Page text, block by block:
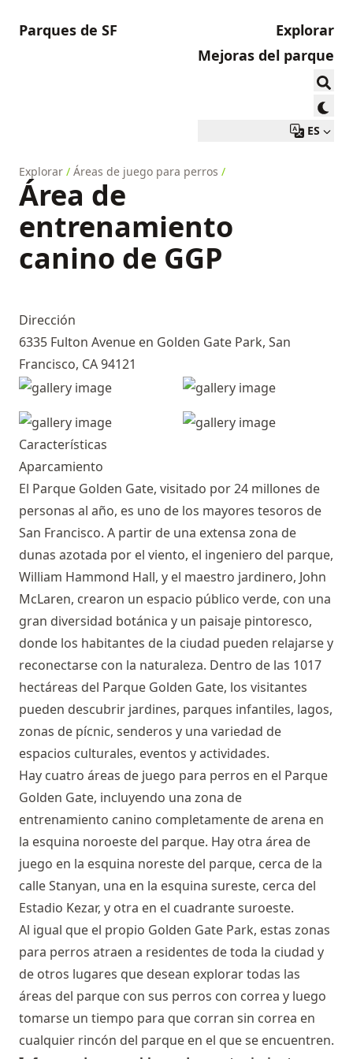
Parques de SF
Explorar
Mejoras del parque
ES
Explorar / Áreas de juego para perros /
Área de
entrenamiento
canino de GGP
Dirección
6335 Fulton Avenue en Golden Gate Park, San
Francisco, CA 94121
Características
Aparcamiento
El Parque Golden Gate, visitado por 24 millones de
personas al año, es uno de los mayores tesoros de
San Francisco. A partir de una extensa zona de
dunas azotada por el viento, el ingeniero del parque,
William Hammond Hall, y el maestro jardinero, John
McLaren, crearon un espacio público verde, con una
gran diversidad botánica y un paisaje pintoresco,
donde los habitantes de la ciudad pueden relajarse y
reconectarse con la naturaleza. Dentro de las 1017
hectáreas del Parque Golden Gate, los visitantes
pueden descubrir jardines, parques infantiles, lagos,
zonas de pícnic, senderos y una variedad de
espacios culturales, eventos y actividades.
Hay cuatro áreas de juego para perros en el Parque
Golden Gate, incluyendo una zona de
entrenamiento canino completamente de arena en
la esquina noroeste del parque. Hay otra área de
juego en la esquina noreste del parque, cerca de la
calle Stanyan, una en la esquina sureste, cerca del
Estadio Kezar, y otra en el cuadrante suroeste.
Al igual que el propio Golden Gate Park, estas zonas
para perros atraen a residentes de toda la ciudad y
de otros lugares que desean explorar todas las
áreas del parque con sus perros con correa y luego
tomarse un tiempo para que corran sin correa en
cualquier rincón del parque en el que se encuentren.